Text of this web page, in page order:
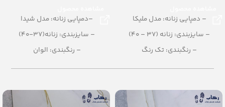
– دمپایی زنانه: مدل ملیکا
– سایزبندی: زنانه (37 – 40)
– رنگبندی: تک رنگ
– تعداد در کارتن: 12 جفت
–دمپایی زنانه: مدل شیدا
– سایزبندی: زنانه(37-40)
– رنگبندی: الوان
– تعداد در کارتن: 24 جفت